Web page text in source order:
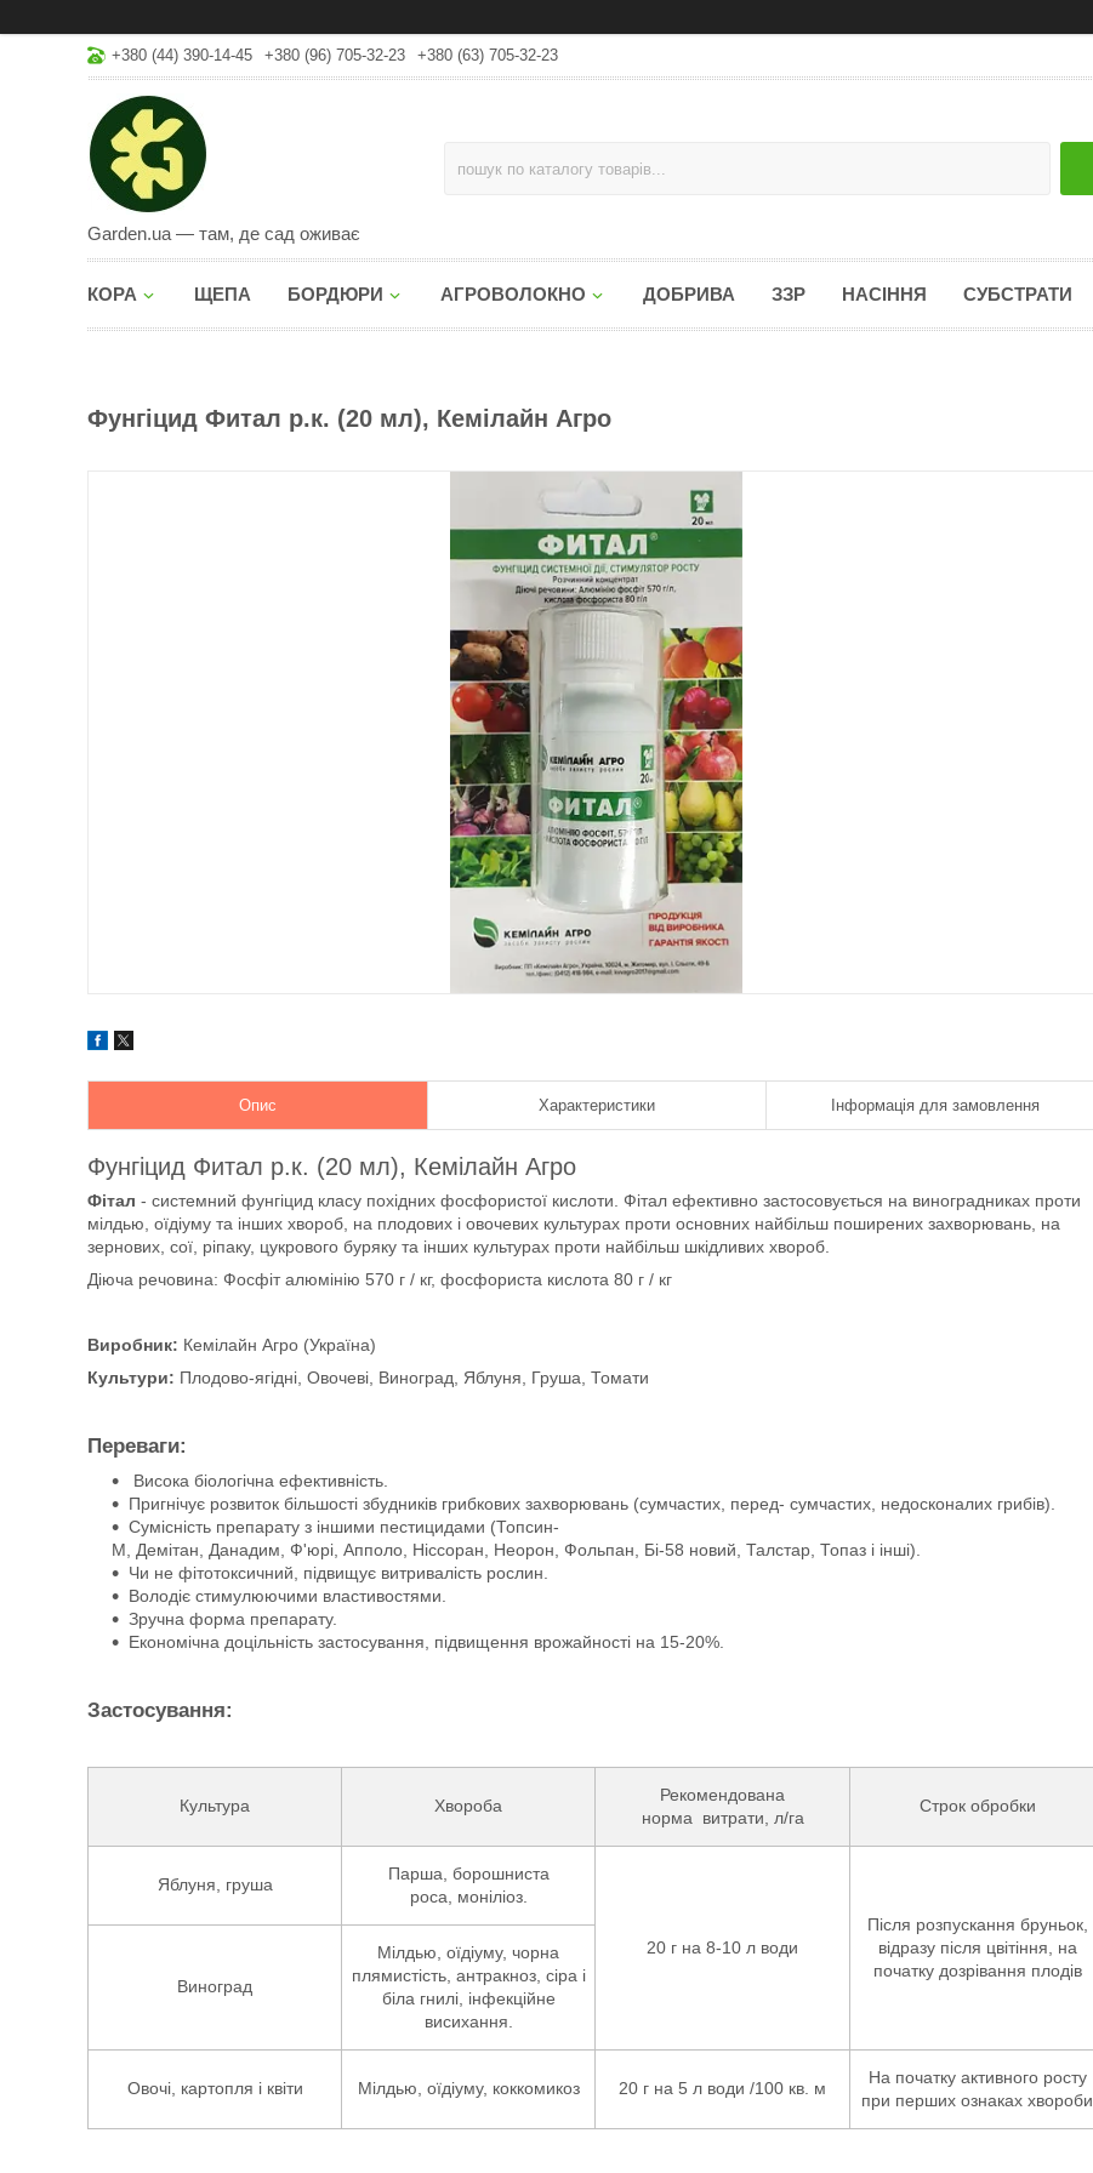
+380 (44) 390-14-45 +380 (96) 705-32-23 +380 (63) 705-32-23
Garden.ua — там, де сад оживає
КОРА ЩЕПА БОРДЮРИ АГРОВОЛОКНО ДОБРИВА ЗЗР НАСІННЯ СУБСТРАТИ
Фунгіцид Фитал р.к. (20 мл), Кемілайн Агро
Опис Характеристики Інформація для замовлення
Фунгіцид Фитал р.к. (20 мл), Кемілайн Агро
Фітал - системний фунгіцид класу похідних фосфористої кислоти. Фітал ефективно застосовується на виноградниках проти
мілдью, оїдіуму та інших хвороб, на плодових і овочевих культурах проти основних найбільш поширених захворювань, на
зернових, сої, ріпаку, цукрового буряку та інших культурах проти найбільш шкідливих хвороб.
Діюча речовина: Фосфіт алюмінію 570 г / кг, фосфориста кислота 80 г / кг
Виробник: Кемілайн Агро (Україна)
Культури: Плодово-ягідні, Овочеві, Виноград, Яблуня, Груша, Томати
Переваги:
Висока біологічна ефективність.
Пригнічує розвиток більшості збудників грибкових захворювань (сумчастих, перед- сумчастих, недосконалих грибів).
Сумісність препарату з іншими пестицидами (Топсин-
М, Демітан, Данадим, Ф'юрі, Апполо, Ніссоран, Неорон, Фольпан, Бі-58 новий, Талстар, Топаз і інші).
Чи не фітотоксичний, підвищує витривалість рослин.
Володіє стимулюючими властивостями.
Зручна форма препарату.
Економічна доцільність застосування, підвищення врожайності на 15-20%.
Застосування:
Культура Хвороба
Рекомендована
норма витрати, л/га
Строк обробки
Яблуня, груша
Парша, борошниста
роса, моніліоз.
20 г на 8-10 л води
Після розпускання бруньок,
відразу після цвітіння, на
початку дозрівання плодів
Виноград
Мілдью, оїдіуму, чорна
плямистість, антракноз, сіра і
біла гнилі, інфекційне
висихання.
Овочі, картопля і квіти Мілдью, оїдіуму, коккомикоз 20 г на 5 л води /100 кв. м
На початку активного росту
при перших ознаках хвороби